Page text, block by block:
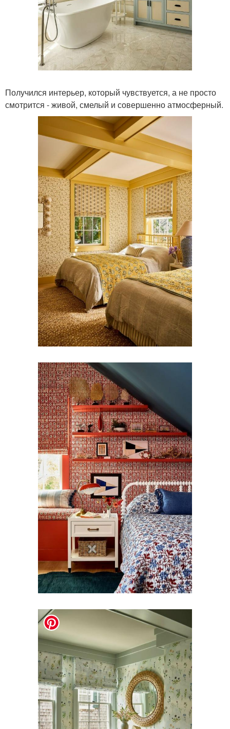
Получился интерьер, который чувствуется, а не просто
смотрится - живой, смелый и совершенно атмосферный.